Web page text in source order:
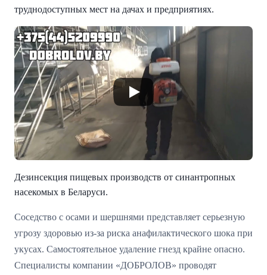
труднодоступных мест на дачах и предприятиях.
Дезинсекция пищевых производств от синантропных
насекомых в Беларуси.
Соседство с осами и шершнями представляет серьезную
угрозу здоровью из-за риска анафилактического шока при
укусах. Самостоятельное удаление гнезд крайне опасно.
Специалисты компании «ДОБРОЛОВ» проводят